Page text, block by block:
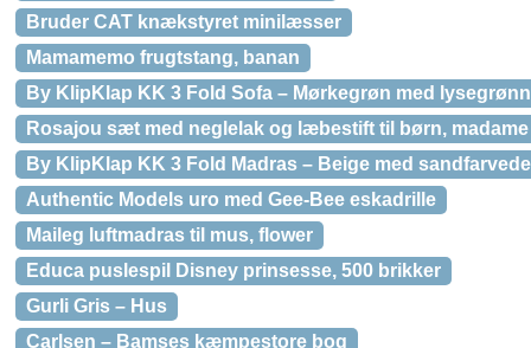
Bruder CAT knækstyret minilæsser
Mamamemo frugtstang, banan
By KlipKlap KK 3 Fold Sofa – Mørkegrøn med
Rosajou sæt med neglelak og læbestift til børn, madame
By KlipKlap KK 3 Fold Madras – Beige med
Authentic Models uro med Gee-Bee eskadrille
Maileg luftmadras til mus, flower
Educa puslespil Disney prinsesse, 500 brikker
Gurli Gris – Hus
Carlsen – Bamses kæmpestore bog